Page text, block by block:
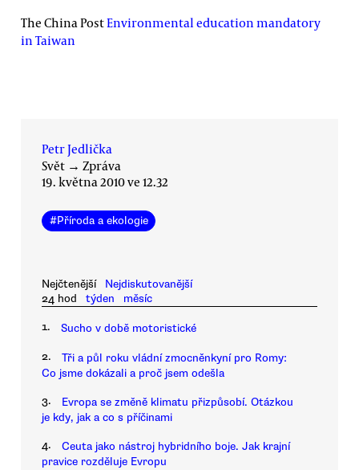
The China PostEnvironmental education mandatory
in Taiwan
Petr Jedlička
Svět → Zpráva
19. května 2010 ve 12.32
#Příroda a ekologie
Nejčtenější
Nejdiskutovanější
24 hod
týden měsíc
1. Sucho v době motoristické
2.
Tři a půl roku vládní zmocněnkyní pro Romy:
Co jsme dokázali a proč jsem odešla
3.
Evropa se změně klimatu přizpůsobí. Otázkou
je kdy, jak a co s příčinami
4.
Ceuta jako nástroj hybridního boje. Jak krajní
pravice rozděluje Evropu